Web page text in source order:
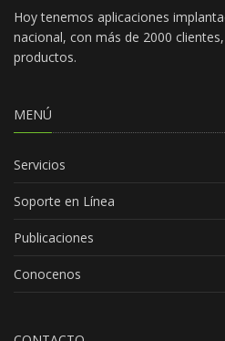
Hoy tenemos aplicaciones
nacional, con más de 2000
productos.
MENÚ
Servicios
Soporte en Línea
Publicaciones
Conocenos